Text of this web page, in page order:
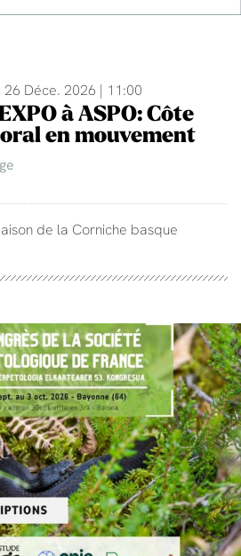
26 Déce. 2026 | 11:00
à ASPO: Côte
en mouvement
de la Corniche basque